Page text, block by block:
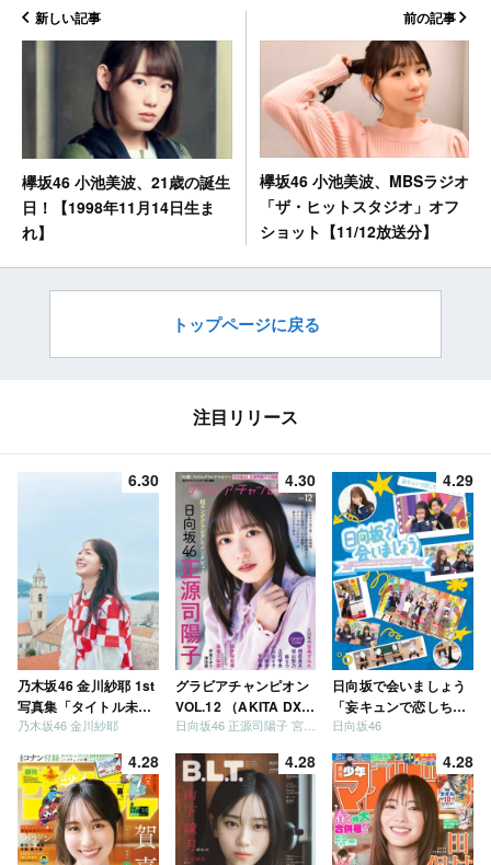
新しい記事
欅坂46 小池美波、21歳の誕生
日！【1998年11月14日生ま
れ】
前の記事
欅坂46 小池美波、MBSラジオ
「ザ・ヒットスタジオ」オフ
ショット【11/12放送分】
トップページに戻る
注目リリース
6.30
乃木坂46 金川紗耶 1st
写真集「タイトル未
定」
乃木坂46 金川紗耶
4.30
グラビアチャンピオン
VOL.12 （AKITA DXシ
リーズ）
日向坂46 正源司陽子 宮地すみれ
4.29
日向坂で会いましょう
「妄キュンで恋しちゃ
いましょう」「どっち
う」「ご褒美でロケし
ましょう」「フレンド
リーになりましょう」
「笑って卒業を祝いま
しょう」 [Blu-ray]
日向坂46
4.28 4.28 4.28